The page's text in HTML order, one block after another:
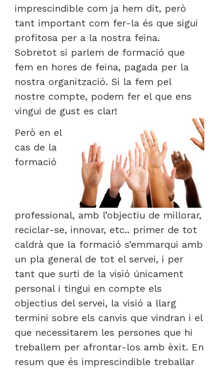
imprescindible com ja hem dit, però
tant important com fer-la és que sigui
profitosa per a la nostra feina.
Sobretot si parlem de formació que
fem en hores de feina, pagada per la
nostra organització. Si la fem pel
nostre compte, podem fer el que ens
vingui de gust es clar!
Però en el
cas de la
formació
professional, amb l’objectiu de millorar,
reciclar-se, innovar, etc.. primer de tot
caldrà que la formació s’emmarqui amb
un pla general de tot el servei, i per
tant que surti de la visió únicament
personal i tingui en compte els
objectius del servei, la visió a llarg
termini sobre els canvis que vindran i el
que necessitarem les persones que hi
treballem per afrontar-los amb èxit. En
resum que és imprescindible treballar